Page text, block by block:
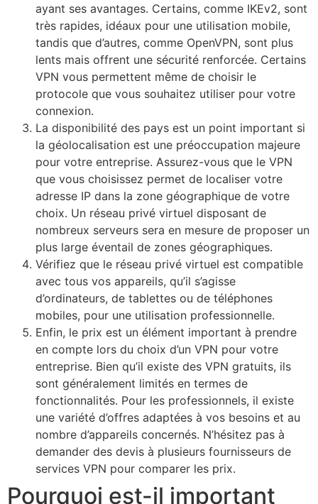
ayant ses avantages. Certains, comme IKEv2, sont
très rapides, idéaux pour une utilisation mobile,
tandis que d’autres, comme OpenVPN, sont plus
lents mais offrent une sécurité renforcée. Certains
VPN vous permettent même de choisir le
protocole que vous souhaitez utiliser pour votre
connexion.
La disponibilité des pays est un point important si
la géolocalisation est une préoccupation majeure
pour votre entreprise. Assurez-vous que le VPN
que vous choisissez permet de localiser votre
adresse IP dans la zone géographique de votre
choix. Un réseau privé virtuel disposant de
nombreux serveurs sera en mesure de proposer un
plus large éventail de zones géographiques.
Vérifiez que le réseau privé virtuel est compatible
avec tous vos appareils, qu’il s’agisse
d’ordinateurs, de tablettes ou de téléphones
mobiles, pour une utilisation professionnelle.
Enfin, le prix est un élément important à prendre
en compte lors du choix d’un VPN pour votre
entreprise. Bien qu’il existe des VPN gratuits, ils
sont généralement limités en termes de
fonctionnalités. Pour les professionnels, il existe
une variété d’offres adaptées à vos besoins et au
nombre d’appareils concernés. N’hésitez pas à
demander des devis à plusieurs fournisseurs de
services VPN pour comparer les prix.
Pourquoi est-il important